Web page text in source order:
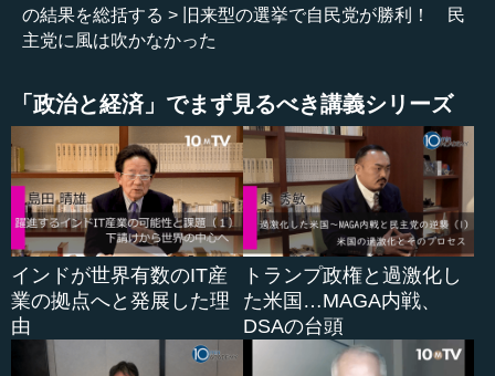
民主党に加えて、共産党、公明党も若干増えましたが、
大勝というほどの増え方ではありません。それから、みん
ました。維新の党はもっと減るだろうと言われていました
が、減少幅は少なかったと言えます。
つまり、選挙前と選挙後で、ほとんど状況は変わってい
ないのです。そういう意味では、別途説明が必要ですが、
政権批判の受け皿として、野党、特に野党第一党の民主党
が政権の受け皿にならなかったことの意味が大きい選挙だ
ったと思います。
●今回、自民党は旧来型の選挙で勝つことができた
の結果を総括する
旧来型の選挙で自民党が勝利！ 民
主党に風は吹かなかった
「政治と経済」でまず見るべき講義シリーズ
インドが世界有数のIT産
業の拠点へと発展した理
由
トランプ政権と過激化し
た米国…MAGA内戦、
DSAの台頭